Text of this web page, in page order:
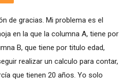
de gracias. Mi problema es el
en la que la columna A, tiene por
B, que tiene por titulo edad,
realizar un calculo para contar,
que tienen 20 años. Yo solo